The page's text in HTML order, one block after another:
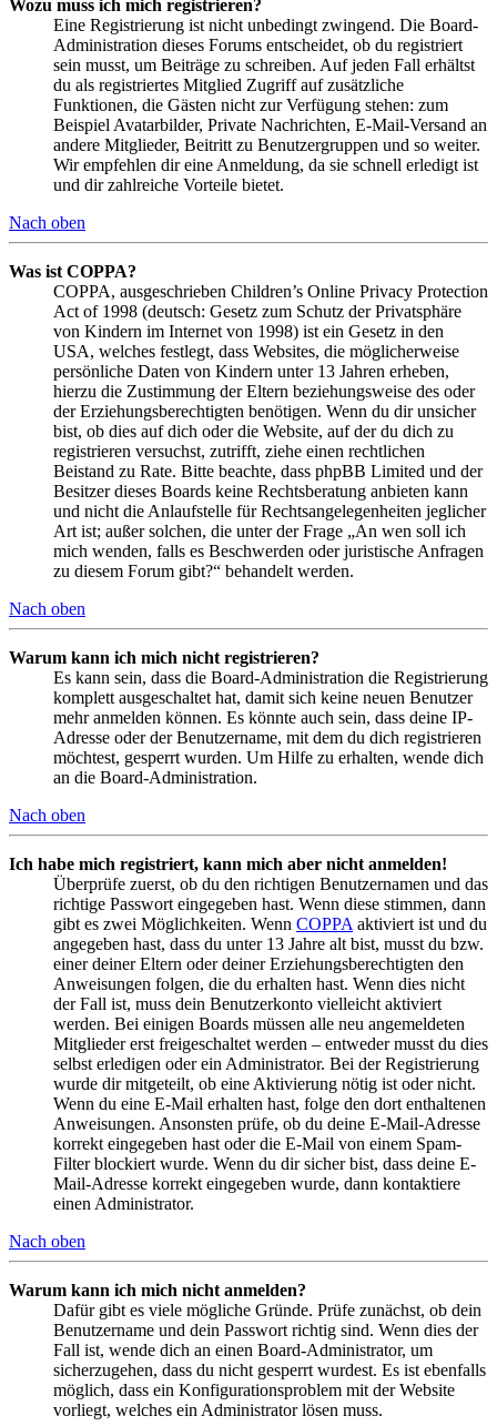
Wozu muss ich mich registrieren?
Eine Registrierung ist nicht unbedingt zwingend. Die Board-
Administration dieses Forums entscheidet, ob du registriert
sein musst, um Beiträge zu schreiben. Auf jeden Fall erhältst
du als registriertes Mitglied Zugriff auf zusätzliche
Funktionen, die Gästen nicht zur Verfügung stehen: zum
Beispiel Avatarbilder, Private Nachrichten, E-Mail-Versand an
andere Mitglieder, Beitritt zu Benutzergruppen und so weiter.
Wir empfehlen dir eine Anmeldung, da sie schnell erledigt ist
und dir zahlreiche Vorteile bietet.
Nach oben
Was ist COPPA?
COPPA, ausgeschrieben Children’s Online Privacy Protection
Act of 1998 (deutsch: Gesetz zum Schutz der Privatsphäre
von Kindern im Internet von 1998) ist ein Gesetz in den
USA, welches festlegt, dass Websites, die möglicherweise
persönliche Daten von Kindern unter 13 Jahren erheben,
hierzu die Zustimmung der Eltern beziehungsweise des oder
der Erziehungsberechtigten benötigen. Wenn du dir unsicher
bist, ob dies auf dich oder die Website, auf der du dich zu
registrieren versuchst, zutrifft, ziehe einen rechtlichen
Beistand zu Rate. Bitte beachte, dass phpBB Limited und der
Besitzer dieses Boards keine Rechtsberatung anbieten kann
und nicht die Anlaufstelle für Rechtsangelegenheiten jeglicher
Art ist; außer solchen, die unter der Frage „An wen soll ich
mich wenden, falls es Beschwerden oder juristische Anfragen
zu diesem Forum gibt?“ behandelt werden.
Nach oben
Warum kann ich mich nicht registrieren?
Es kann sein, dass die Board-Administration die Registrierung
komplett ausgeschaltet hat, damit sich keine neuen Benutzer
mehr anmelden können. Es könnte auch sein, dass deine IP-
Adresse oder der Benutzername, mit dem du dich registrieren
möchtest, gesperrt wurden. Um Hilfe zu erhalten, wende dich
an die Board-Administration.
Nach oben
Ich habe mich registriert, kann mich aber nicht anmelden!
Überprüfe zuerst, ob du den richtigen Benutzernamen und das
richtige Passwort eingegeben hast. Wenn diese stimmen, dann
gibt es zwei Möglichkeiten. Wenn COPPA aktiviert ist und du
angegeben hast, dass du unter 13 Jahre alt bist, musst du bzw.
einer deiner Eltern oder deiner Erziehungsberechtigten den
Anweisungen folgen, die du erhalten hast. Wenn dies nicht
der Fall ist, muss dein Benutzerkonto vielleicht aktiviert
werden. Bei einigen Boards müssen alle neu angemeldeten
Mitglieder erst freigeschaltet werden – entweder musst du dies
selbst erledigen oder ein Administrator. Bei der Registrierung
wurde dir mitgeteilt, ob eine Aktivierung nötig ist oder nicht.
Wenn du eine E-Mail erhalten hast, folge den dort enthaltenen
Anweisungen. Ansonsten prüfe, ob du deine E-Mail-Adresse
korrekt eingegeben hast oder die E-Mail von einem Spam-
Filter blockiert wurde. Wenn du dir sicher bist, dass deine E-
Mail-Adresse korrekt eingegeben wurde, dann kontaktiere
einen Administrator.
Nach oben
Warum kann ich mich nicht anmelden?
Dafür gibt es viele mögliche Gründe. Prüfe zunächst, ob dein
Benutzername und dein Passwort richtig sind. Wenn dies der
Fall ist, wende dich an einen Board-Administrator, um
sicherzugehen, dass du nicht gesperrt wurdest. Es ist ebenfalls
möglich, dass ein Konfigurationsproblem mit der Website
vorliegt, welches ein Administrator lösen muss.